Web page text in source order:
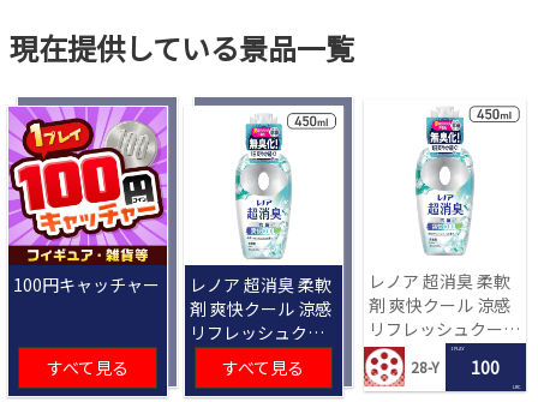
現在提供している景品一覧
100円キャッチャー
すべて見る
レノア 超消臭 柔軟
剤 爽快クール 涼感
リフレッシュクー
ルの香り 450mL
すべて見る
レノア 超消臭 柔軟
剤 爽快クール 涼感
リフレッシュクール
の香り 450mL[R]
28-Y
1 PLAY
100
LRC